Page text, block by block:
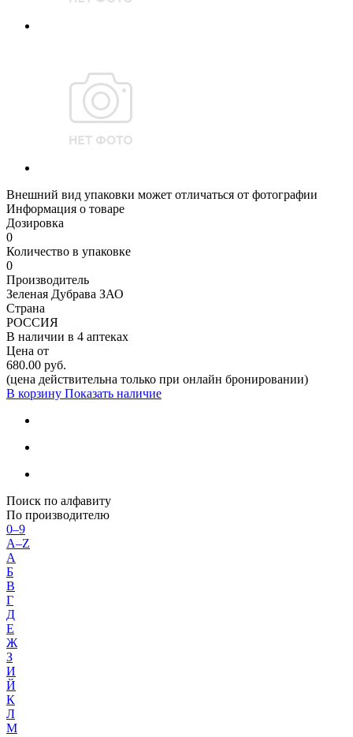
Внешний вид упаковки может отличаться от фотографии
Информация о товаре
Дозировка
0
Количество в упаковке
0
Производитель
Зеленая Дубрава ЗАО
Страна
РОССИЯ
В наличии в 4 аптеках
Цена от
680.00 руб.
(цена действительна только при онлайн бронировании)
В корзину Показать наличие
Поиск по алфавиту
По производителю
0–9
A–Z
А
Б
В
Г
Д
Е
Ж
З
И
Й
К
Л
М